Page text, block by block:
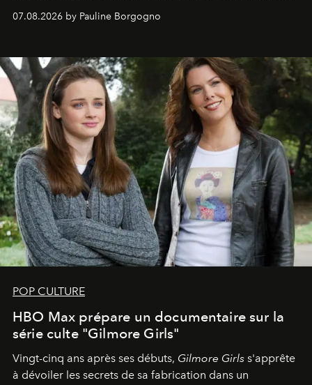
s'arrachent déjà.
07.08.2026 by Pauline Borgogno
POP CULTURE
HBO Max prépare un documentaire sur la
série culte "Gilmore Girls"
Vingt-cinq ans après ses débuts, Gilmore Girls s'apprête
à dévoiler les secrets de sa fabrication dans un